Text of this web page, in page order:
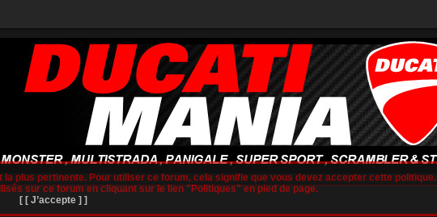
plus pertinente. Pour utiliser ce forum, cela signifie que vous devez accepter cette politique.
sur ce forum en cliquant sur le lien "Politiques" en pied de page.
[ [ J’accepte ] ]